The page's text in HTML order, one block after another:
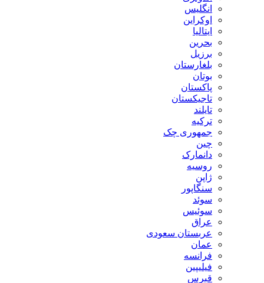
انگلیس
اوکراین
ایتالیا
بحرین
برزیل
بلغارستان
بوتان
پاکستان
تاجیکستان
تایلند
ترکیه
جمهوری چک
چین
دانمارک
روسیه
ژاپن
سنگاپور
سوئد
سوئیس
عراق
عربستان سعودی
عمان
فرانسه
فیلیپین
قبرس